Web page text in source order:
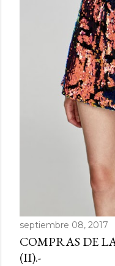
septiembre 08, 2017
COMPRAS DE
(II).-